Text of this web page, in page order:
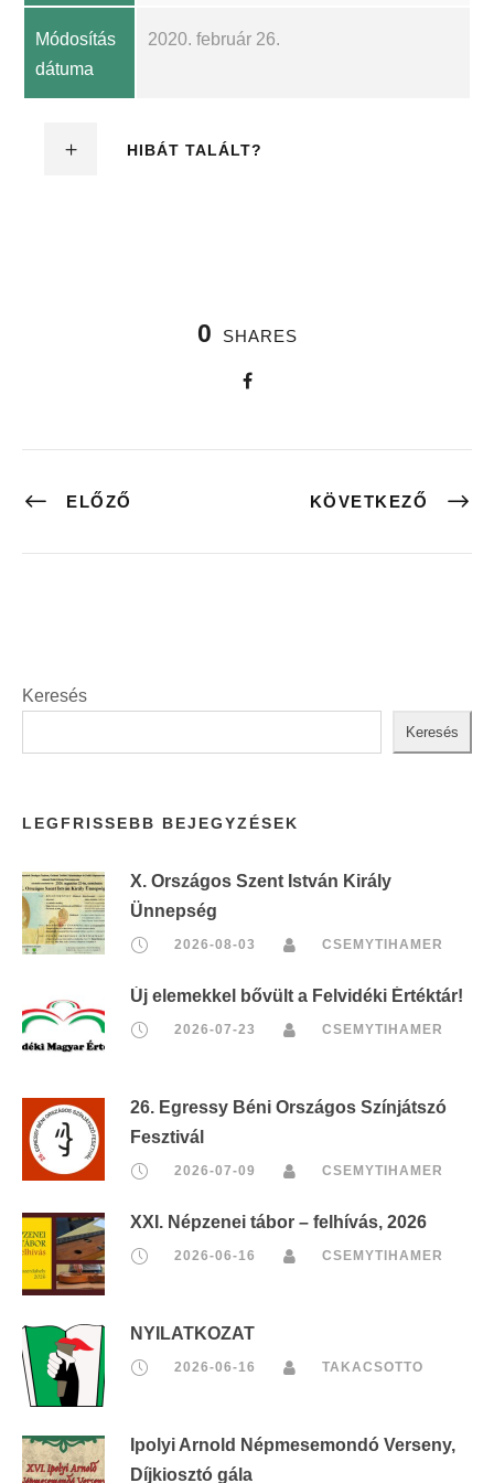
Módosítás
dátuma
2020. február 26.
HIBÁT TALÁLT?
0 SHARES
ELŐZŐ KÖVETKEZŐ
Keresés
Keresés
LEGFRISSEBB BEJEGYZÉSEK
X. Országos Szent István Király
Ünnepség
2026-08-03 CSEMYTIHAMER
Új elemekkel bővült a Felvidéki Értéktár!
2026-07-23 CSEMYTIHAMER
26. Egressy Béni Országos Színjátszó
Fesztivál
2026-07-09 CSEMYTIHAMER
XXI. Népzenei tábor – felhívás, 2026
2026-06-16 CSEMYTIHAMER
NYILATKOZAT
2026-06-16 TAKACSOTTO
Ipolyi Arnold Népmesemondó Verseny,
Díjkiosztó gála